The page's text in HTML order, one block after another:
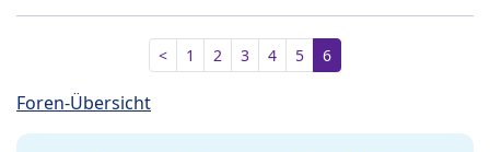
< 1 2 3 4 5 6
Foren-Übersicht